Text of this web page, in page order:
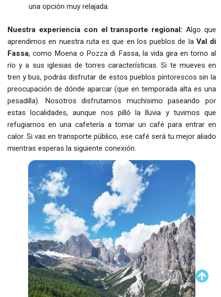
una opción muy relajada.
Nuestra experiencia con el transporte regional: Algo que
aprendimos en nuestra ruta es que en los pueblos de la Val di
Fassa, como Moena o Pozza di Fassa, la vida gira en torno al
río y a sus iglesias de torres características. Si te mueves en
tren y bus, podrás disfrutar de estos pueblos pintorescos sin la
preocupación de dónde aparcar (que en temporada alta es una
pesadilla). Nosotros disfrutamos muchísimo paseando por
estas localidades, aunque nos pilló la lluvia y tuvimos que
refugiarnos en una cafetería a tomar un café para entrar en
calor. Si vas en transporte público, ese café será tu mejor aliado
mientras esperas la siguiente conexión.